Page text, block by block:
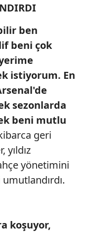
ben
beni çok
istiyorum. En
sezonlarda
beni mutlu
geri
yönetimini
koşuyor,